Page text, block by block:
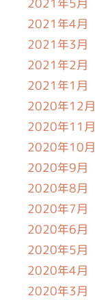
2021年5月
2021年4月
2021年3月
2021年2月
2021年1月
2020年12月
2020年11月
2020年10月
2020年9月
2020年8月
2020年7月
2020年6月
2020年5月
2020年4月
2020年3月